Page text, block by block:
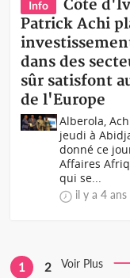
Info
Côte
Patrick Achi
dans des
sûr satisfont
de l'Europe
Alberola,
jeudi à
donné ce
Affaires
qui se...
il y a 4 ans
1 2 Voir Plus